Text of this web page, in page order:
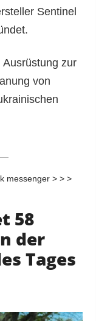
Sentinel
zur
von
messenger > > >
58
der
Tages